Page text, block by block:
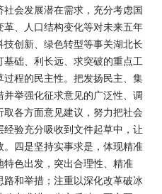
会发展潜在需求，充分考虑国
、人口结构变化等对未来五年
创新、绿色转型等事关湖北长
础、利长远、求突破的重点工
程的民主性。把发扬民主、集
举强化征求意见的广泛性、调
各方面意见建议，努力把社会
验充分吸收到文件起草中，让
四是坚持实事求是，体现精准
色出发，突出合理性、精准
和举措；注重以深化改革破冰